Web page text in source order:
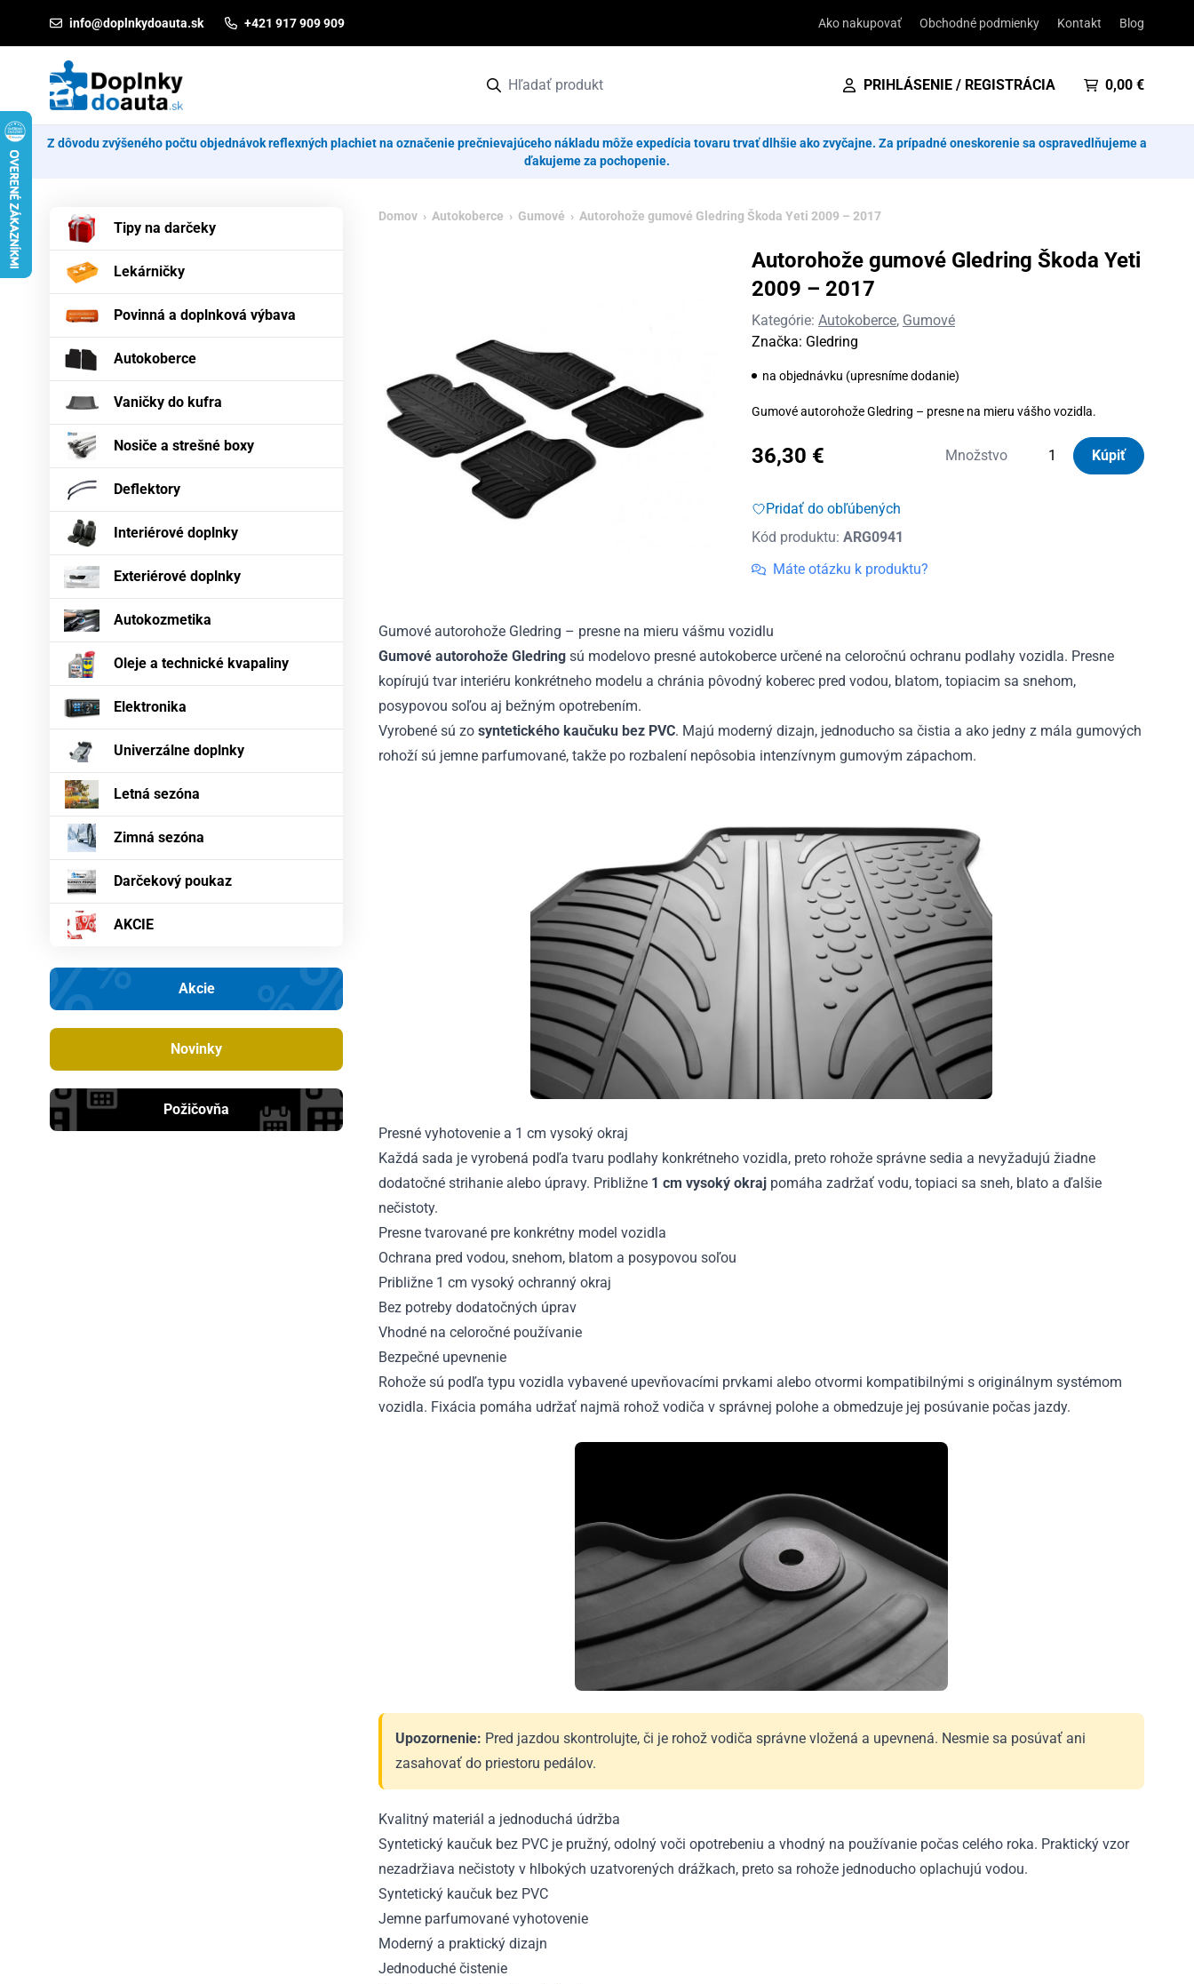
info@doplnkydoauta.sk +421 917 909 909 Ako nakupovať Obchodné podmienky Kontakt Blog
PRIHLÁSENIE / REGISTRÁCIA 0,00 €
Z dôvodu zvýšeného počtu objednávok reflexných plachiet na označenie prečnievajúceho nákladu môže expedícia tovaru trvať dlhšie ako zvyčajne. Za prípadné oneskorenie sa ospravedlňujeme a
ďakujeme za pochopenie.
Tipy na darčeky
Lekárničky
Povinná a doplnková výbava
Autokoberce
Vaničky do kufra
Nosiče a strešné boxy
Deflektory
Interiérové doplnky
Exteriérové doplnky
Autokozmetika
Oleje a technické kvapaliny
Elektronika
Univerzálne doplnky
Letná sezóna
Zimná sezóna
Darčekový poukaz
AKCIE
Akcie
Novinky
Požičovňa
Domov › Autokoberce › Gumové › Autorohože gumové Gledring Škoda Yeti 2009 – 2017
Autorohože gumové Gledring Škoda Yeti
2009 – 2017
Kategórie: Autokoberce, Gumové
Značka: Gledring
na objednávku (upresníme dodanie)
Gumové autorohože Gledring – presne na mieru vášho vozidla.
36,30 € Množstvo
množstvo
Kúpiť
Pridať do obľúbených
Kód produktu: ARG0941
Máte otázku k produktu?
Gumové autorohože Gledring – presne na mieru vášmu vozidlu
Gumové autorohože Gledring sú modelovo presné autokoberce určené na celoročnú ochranu podlahy vozidla. Presne
kopírujú tvar interiéru konkrétneho modelu a chránia pôvodný koberec pred vodou, blatom, topiacim sa snehom,
posypovou soľou aj bežným opotrebením.
Vyrobené sú zo syntetického kaučuku bez PVC. Majú moderný dizajn, jednoducho sa čistia a ako jedny z mála gumových
rohoží sú jemne parfumované, takže po rozbalení nepôsobia intenzívnym gumovým zápachom.
Presné vyhotovenie a 1 cm vysoký okraj
Každá sada je vyrobená podľa tvaru podlahy konkrétneho vozidla, preto rohože správne sedia a nevyžadujú žiadne
dodatočné strihanie alebo úpravy. Približne 1 cm vysoký okraj pomáha zadržať vodu, topiaci sa sneh, blato a ďalšie
nečistoty.
Presne tvarované pre konkrétny model vozidla
Ochrana pred vodou, snehom, blatom a posypovou soľou
Približne 1 cm vysoký ochranný okraj
Bez potreby dodatočných úprav
Vhodné na celoročné používanie
Bezpečné upevnenie
Rohože sú podľa typu vozidla vybavené upevňovacími prvkami alebo otvormi kompatibilnými s originálnym systémom
vozidla. Fixácia pomáha udržať najmä rohož vodiča v správnej polohe a obmedzuje jej posúvanie počas jazdy.
Upozornenie: Pred jazdou skontrolujte, či je rohož vodiča správne vložená a upevnená. Nesmie sa posúvať ani
zasahovať do priestoru pedálov.
Kvalitný materiál a jednoduchá údržba
Syntetický kaučuk bez PVC je pružný, odolný voči opotrebeniu a vhodný na používanie počas celého roka. Praktický vzor
nezadržiava nečistoty v hlbokých uzatvorených drážkach, preto sa rohože jednoducho oplachujú vodou.
Syntetický kaučuk bez PVC
Jemne parfumované vyhotovenie
Moderný a praktický dizajn
Jednoduché čistenie